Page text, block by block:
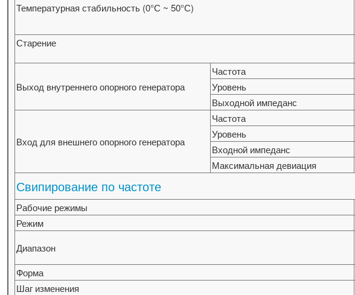
Температурная стабильность (0°С ~ 50°С)
Старение
Выход внутреннего опорного генератора
Частота
Уровень
Выходной импеданс
Вход для внешнего опорного генератора
Частота
Уровень
Входной импеданс
Максимальная девиация
Свипирование по частоте
Рабочие режимы
Режим
Диапазон
Форма
Шаг изменения